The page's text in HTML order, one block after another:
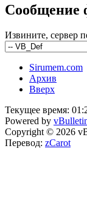
Сообщение
Извините, сервер
Sirumem.com
Архив
Вверх
Текущее время:
Powered by
Copyright © 2026
Перевод: zCarot